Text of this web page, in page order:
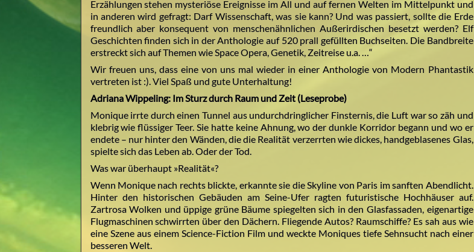
Erzählungen stehen mysteriöse Ereignisse im All und auf fernen Welten im Mittelpunkt und
in anderen wird gefragt: Darf Wissenschaft, was sie kann? Und was passiert, sollte die Erde
freundlich aber konsequent von menschenähnlichen Außerirdischen besetzt werden? Elf
Geschichten finden sich in der Anthologie auf 520 prall gefüllten Buchseiten. Die Bandbreite
erstreckt sich auf Themen wie Space Opera, Genetik, Zeitreise u.a. …“
Wir freuen uns, dass eine von uns mal wieder in einer Anthologie von Modern Phantastik
vertreten ist :). Viel Spaß und gute Unterhaltung!
Adriana Wippeling: Im Sturz durch Raum und Zeit (Leseprobe)
Monique irrte durch einen Tunnel aus undurchdringlicher Finsternis, die Luft war so zäh und
klebrig wie flüssiger Teer. Sie hatte keine Ahnung, wo der dunkle Korridor begann und wo er
endete – nur hinter den Wänden, die die Realität verzerrten wie dickes, handgeblasenes Glas,
spielte sich das Leben ab. Oder der Tod.
Was war überhaupt »Realität«?
Wenn Monique nach rechts blickte, erkannte sie die Skyline von Paris im sanften Abendlicht.
Hinter den historischen Gebäuden am Seine-Ufer ragten futuristische Hochhäuser auf.
Zartrosa Wolken und üppige grüne Bäume spiegelten sich in den Glasfassaden, eigenartige
Flugmaschinen schwirrten über den Dächern. Fliegende Autos? Raumschiffe? Es sah aus wie
eine Szene aus einem Science-Fiction Film und weckte Moniques tiefe Sehnsucht nach einer
besseren Welt.